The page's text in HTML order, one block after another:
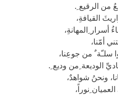
من الرقيع ِ.
القيافةِ،
أسرار ِالمهانةِ،
أمّنا،
سلـّة ٌ من جوعِنا،
الوديعة ِمن وديع ِ.
ونحنُ شواهدٌ،
ِنوراً،